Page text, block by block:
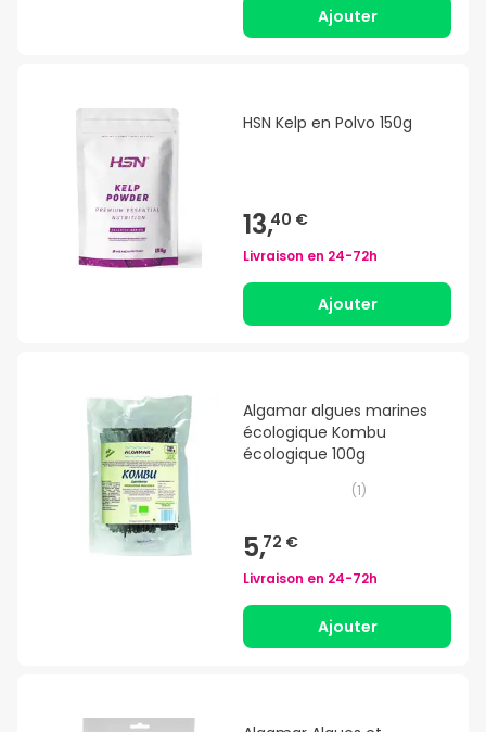
Ajouter
HSN Kelp en Polvo 150g
13,40 €
Livraison en 24-72h
Ajouter
Algamar algues marines
écologique Kombu
écologique 100g
(1)
5,72 €
Livraison en 24-72h
Ajouter